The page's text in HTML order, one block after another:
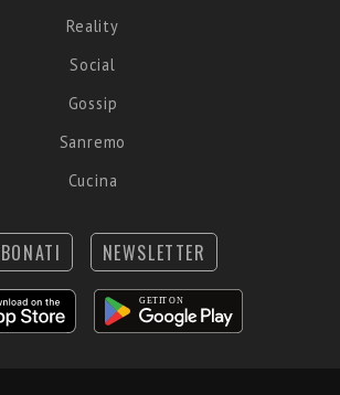
Reality
Social
Gossip
Sanremo
Cucina
NEWSLETTER